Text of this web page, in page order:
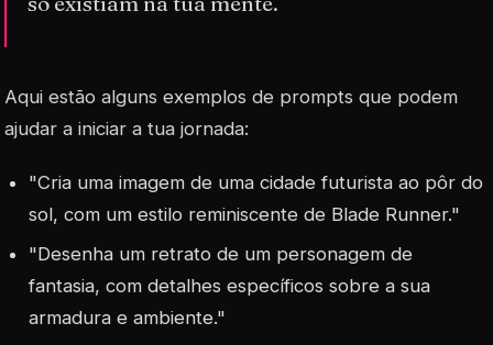
Aqui estão alguns exemplos de prompts que podem
ajudar a iniciar a tua jornada:
"Cria uma imagem de uma cidade futurista ao pôr do
sol, com um estilo reminiscente de Blade Runner."
"Desenha um retrato de um personagem de
fantasia, com detalhes específicos sobre a sua
armadura e ambiente."